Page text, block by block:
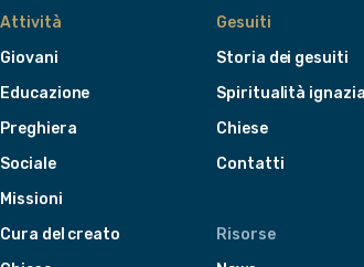
Attività
Giovani
Educazione
Preghiera
Sociale
Missioni
Cura del creato
Gesuiti
Storia dei gesuiti
Spiritualità
Chiese
Contatti
Risorse